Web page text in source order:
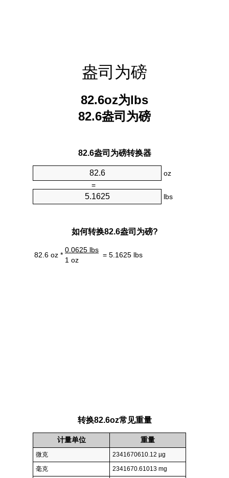
盎司为磅
82.6oz为lbs
82.6盎司为磅
82.6盎司为磅转换器
oz
=
lbs
如何转换82.6盎司为磅?
82.6 oz *
0.0625 lbs
= 5.1625 lbs
1 oz
转换82.6oz常见重量
计量单位 重量
微克
2341670610.12 µg
毫克
2341670.61013 mg